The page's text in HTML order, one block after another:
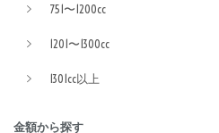
751〜1200cc
1201〜1300cc
1301cc以上
金額から探す